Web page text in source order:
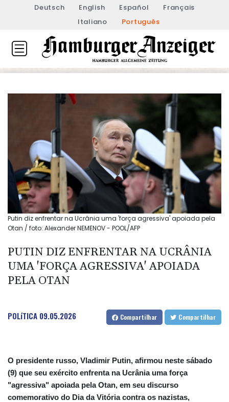
Deutsch English Español
Français
Italiano
Português
Putin diz enfrentar na Ucrânia uma 'força agressiva' apoiada pela
Otan / foto: Alexander NEMENOV - POOL/AFP
PUTIN DIZ ENFRENTAR NA UCRÂNIA
UMA 'FORÇA AGRESSIVA' APOIADA
PELA OTAN
POLíTICA 09.05.2026 Compartilhar Compartilhar
O presidente russo, Vladimir Putin, afirmou neste sábado
(9) que seu exército enfrenta na Ucrânia uma força
"agressiva" apoiada pela Otan, em seu discurso
comemorativo do Dia da Vitória contra os nazistas,